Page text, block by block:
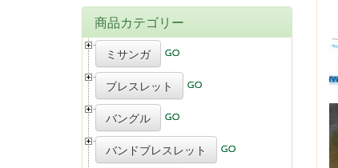
商品カテゴリー
ミサンガ
ブレスレット
バングル
バンドブレスレット